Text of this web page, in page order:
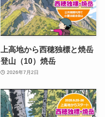
上高地から西穂独標と焼岳
登山（10）焼岳
2026年7月2日